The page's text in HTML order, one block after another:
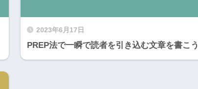
2023年6月17日
PREP法で一瞬で読者を引き込む文章を書こう